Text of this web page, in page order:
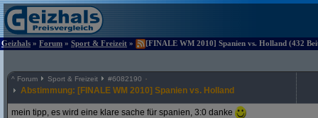
Geizhals » Forum » Sport & Freizeit » [FINALE WM 2010] Spanien vs. Holland (432
^ Forum Sport & Freizeit #6082190
Abstimmung: [FINALE WM 2010] Spanien vs. Holland
mein tipp, es wird eine klare sache für spanien, 3:0 danke